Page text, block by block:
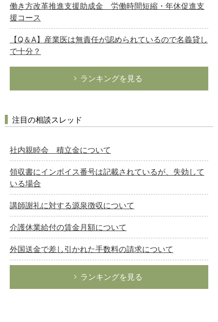
働き方改革推進支援助成金 労働時間短縮・年休促進支
援コース
【Q＆A】産業医は無責任が認められているので名義貸し
で十分？
ランキングを見る
注目の相談スレッド
社内親睦会 積立金について
領収書にインボイス番号は記載されているが、失効して
いる場合
講師謝礼に対する源泉徴収について
介護休業給付の賃金月額について
外国送金で差し引かれた手数料の請求について
ランキングを見る